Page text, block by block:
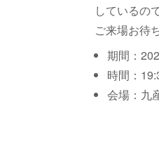
しているの
ご来場お待
期間：
時間：
会場：九